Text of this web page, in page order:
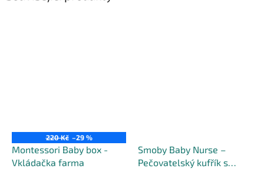
220 Kč –29 %
Montessori Baby box -
Vkládačka farma
Smoby Baby Nurse –
Pečovatelský kufřík s